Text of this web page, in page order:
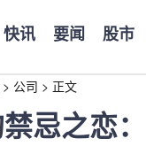
快讯 要闻 股市
> 公司 > 正文
忌之恋